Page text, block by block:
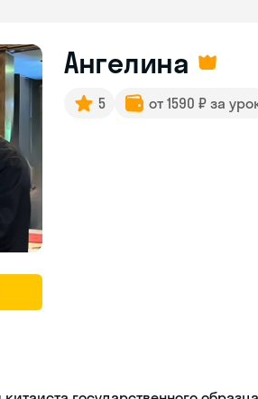
Ангелина
5 от 1590 ₽ за